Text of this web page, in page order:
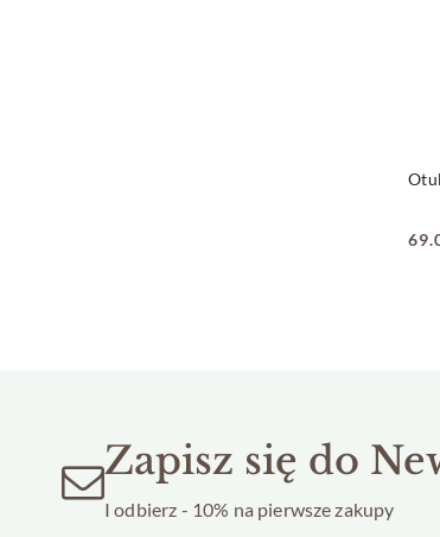
Zapisz się do
I odbierz - 10% na pierwsze zakupy